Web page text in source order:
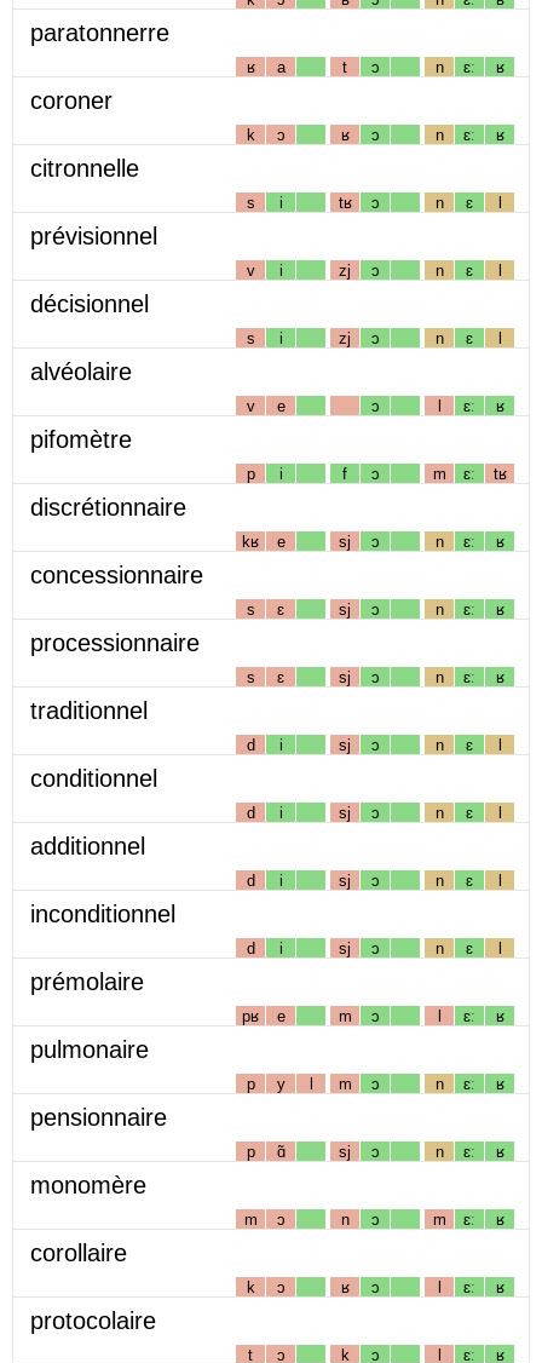
paratonnerre
ʁ a t ɔ n ɛː ʁ
coroner
k ɔ ʁ ɔ n ɛː ʁ
citronnelle
s i tʁ ɔ n ɛ l
prévisionnel
v i zj ɔ n ɛ l
décisionnel
s i zj ɔ n ɛ l
alvéolaire
v e ɔ l ɛː ʁ
pifomètre
p i f ɔ m ɛː tʁ
discrétionnaire
kʁ e sj ɔ n ɛː ʁ
concessionnaire
s ɛ sj ɔ n ɛː ʁ
processionnaire
s ɛ sj ɔ n ɛː ʁ
traditionnel
d i sj ɔ n ɛ l
conditionnel
d i sj ɔ n ɛ l
additionnel
d i sj ɔ n ɛ l
inconditionnel
d i sj ɔ n ɛ l
prémolaire
pʁ e m ɔ l ɛː ʁ
pulmonaire
p y l m ɔ n ɛː ʁ
pensionnaire
p ɑ̃ sj ɔ n ɛː ʁ
monomère
m ɔ n ɔ m ɛː ʁ
corollaire
k ɔ ʁ ɔ l ɛː ʁ
protocolaire
t ɔ k ɔ l ɛː ʁ